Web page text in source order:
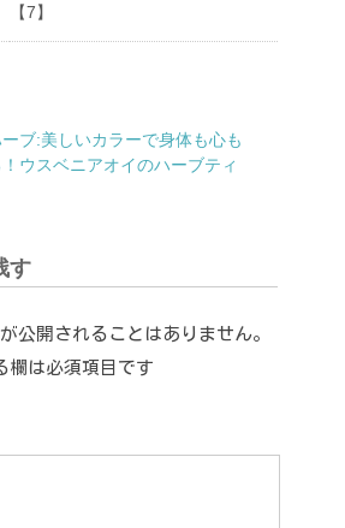
【7】
ブ:美しいカラーで身体も心も
ウスベニアオイのハーブティ
す
公開されることはありません。
欄は必須項目です